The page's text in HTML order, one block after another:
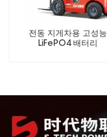
전동 지게차용 고성능
LiFePO4 배터리